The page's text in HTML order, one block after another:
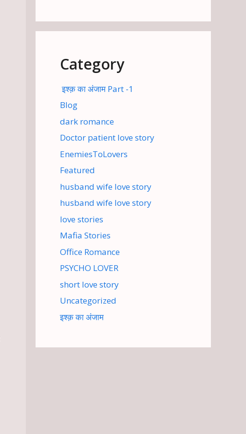
Category
इश्क़ का अंजाम Part -1
Blog
dark romance
Doctor patient love story
EnemiesToLovers
Featured
husband wife love story
husband wife love story
love stories
Mafia Stories
Office Romance
PSYCHO LOVER
short love story
Uncategorized
इश्क़ का अंजाम